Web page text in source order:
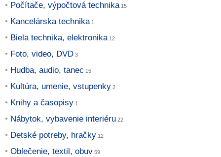
Počítače, výpočtová technika
Kancelárska technika
Biela technika, elektronika
Foto, video, DVD
Hudba, audio, tanec
Kultúra, umenie, vstupenky
Knihy a časopisy
Nábytok, vybavenie interiéru
Detské potreby, hračky
Oblečenie, textil, obuv